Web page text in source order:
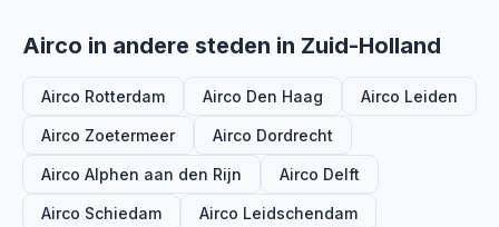
Airco in andere steden in Zuid-Holland
Airco Rotterdam Airco Den Haag Airco Leiden
Airco Zoetermeer Airco Dordrecht
Airco Alphen aan den Rijn Airco Delft
Airco Schiedam Airco Leidschendam